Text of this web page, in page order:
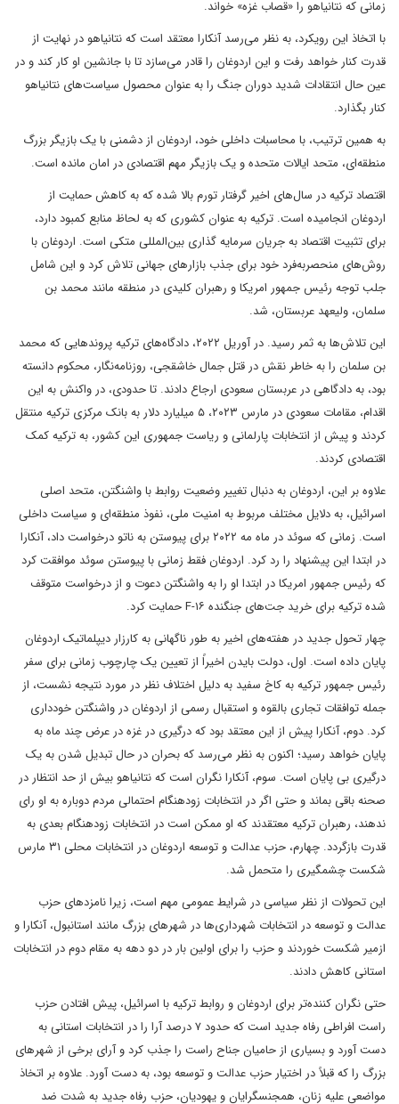
زمانی که نتانیاهو را «قصاب غزه» خواند.
با اتخاذ این رویکرد، به نظر می‌رسد آنکارا معتقد است که نتانیاهو در نهایت از
قدرت کنار خواهد رفت و این اردوغان را قادر می‌سازد تا با جانشین او کار کند و در
عین حال انتقادات شدید دوران جنگ را به عنوان محصول سیاست‌های نتانیاهو
کنار بگذارد.
به همین ترتیب، با محاسبات داخلی خود، اردوغان از دشمنی با یک بازیگر بزرگ
منطقه‌ای، متحد ایالات متحده و یک بازیگر مهم اقتصادی در امان مانده است.
اقتصاد ترکیه در سال‌های اخیر گرفتار تورم بالا شده که به کاهش حمایت از
اردوغان انجامیده است. ترکیه به عنوان کشوری که به لحاظ منابع کمبود دارد،
برای تثبیت اقتصاد به جریان سرمایه گذاری بین‌المللی متکی است. اردوغان با
روش‌های منحصربه‌فرد خود برای جذب بازارهای جهانی تلاش کرد و این شامل
جلب توجه رئیس جمهور امریکا و رهبران کلیدی در منطقه مانند محمد بن
سلمان، ولیعهد عربستان، شد.
این تلاش‌ها به ثمر رسید. در آوریل ۲۰۲۲، دادگاه‌های ترکیه پروندهایی که محمد
بن سلمان را به خاطر نقش در قتل جمال خاشقجی، روزنامه‌نگار، محکوم دانسته
بود، به دادگاهی در عربستان سعودی ارجاع دادند. تا حدودی، در واکنش به این
اقدام، مقامات سعودی در مارس ۲۰۲۳، ۵ میلیارد دلار به بانک مرکزی ترکیه منتقل
کردند و پیش از انتخابات پارلمانی و ریاست جمهوری این کشور، به ترکیه کمک
اقتصادی کردند.
علاوه بر این، اردوغان به دنبال تغییر وضعیت روابط با واشنگتن، متحد اصلی
اسرائیل، به دلایل مختلف مربوط به امنیت ملی، نفوذ منطقه‌ای و سیاست داخلی
است. زمانی که سوئد در ماه مه ۲۰۲۲ برای پیوستن به ناتو درخواست داد، آنکارا
در ابتدا این پیشنهاد را رد کرد. اردوغان فقط زمانی با پیوستن سوئد موافقت کرد
که رئیس جمهور امریکا در ابتدا او را به واشنگتن دعوت و از درخواست متوقف
شده ترکیه برای خرید جت‌های جنگنده F-۱۶ حمایت کرد.
چهار تحول جدید در هفته‌های اخیر به طور ناگهانی به کارزار دیپلماتیک اردوغان
پایان داده است. اول، دولت بایدن اخیراً از تعیین یک چارچوب زمانی برای سفر
رئیس جمهور ترکیه به کاخ سفید به دلیل اختلاف نظر در مورد نتیجه نشست، از
جمله توافقات تجاری بالقوه و استقبال رسمی از اردوغان در واشنگتن خودداری
کرد. دوم، آنکارا پیش از این معتقد بود که درگیری در غزه در عرض چند ماه به
پایان خواهد رسید؛ اکنون به نظر می‌رسد که بحران در حال تبدیل شدن به یک
درگیری بی پایان است. سوم، آنکارا نگران است که نتانیاهو بیش از حد انتظار در
صحنه باقی بماند و حتی اگر در انتخابات زودهنگام احتمالی مردم دوباره به او رای
ندهند، رهبران ترکیه معتقدند که او ممکن است در انتخابات زودهنگام بعدی به
قدرت بازگردد. چهارم، حزب عدالت و توسعه اردوغان در انتخابات محلی ۳۱ مارس
شکست چشمگیری را متحمل شد.
این تحولات از نظر سیاسی در شرایط عمومی مهم است، زیرا نامزدهای حزب
عدالت و توسعه در انتخابات شهرداری‌ها در شهرهای بزرگ مانند استانبول، آنکارا و
ازمیر شکست خوردند و حزب را برای اولین بار در دو دهه به مقام دوم در انتخابات
استانی کاهش دادند.
حتی نگران کننده‌تر برای اردوغان و روابط ترکیه با اسرائیل، پیش افتادن حزب
راست افراطی رفاه جدید است که حدود ۷ درصد آرا را در انتخابات استانی به
دست آورد و بسیاری از حامیان جناح راست را جذب کرد و آرای برخی از شهرهای
بزرگ را که قبلاً در اختیار حزب عدالت و توسعه بود، به دست آورد. علاوه بر اتخاذ
مواضعی علیه زنان، همجنسگرایان و یهودیان، حزب رفاه جدید به شدت ضد